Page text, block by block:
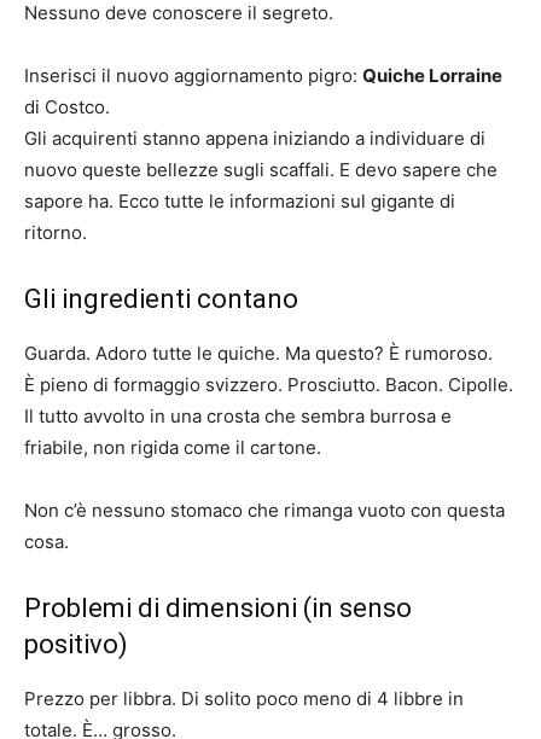
Nessuno deve conoscere il segreto.
Inserisci il nuovo aggiornamento pigro: Quiche Lorraine
di Costco.
Gli acquirenti stanno appena iniziando a individuare di
nuovo queste bellezze sugli scaffali. E devo sapere che
sapore ha. Ecco tutte le informazioni sul gigante di
ritorno.
Gli ingredienti contano
Guarda. Adoro tutte le quiche. Ma questo? È rumoroso.
È pieno di formaggio svizzero. Prosciutto. Bacon. Cipolle.
Il tutto avvolto in una crosta che sembra burrosa e
friabile, non rigida come il cartone.
Non c’è nessuno stomaco che rimanga vuoto con questa
cosa.
Problemi di dimensioni (in senso
positivo)
Prezzo per libbra. Di solito poco meno di 4 libbre in
totale. È… grosso.